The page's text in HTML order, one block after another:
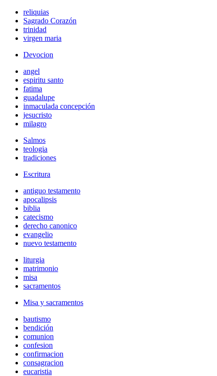
reliquias
Sagrado Corazón
trinidad
virgen maria
Devocion
angel
espiritu santo
fatima
guadalupe
inmaculada concepción
jesucristo
milagro
Salmos
teologia
tradiciones
Escritura
antiguo testamento
apocalipsis
biblia
catecismo
derecho canonico
evangelio
nuevo testamento
liturgia
matrimonio
misa
sacramentos
Misa y sacramentos
bautismo
bendición
comunion
confesion
confirmacion
consagracion
eucaristia